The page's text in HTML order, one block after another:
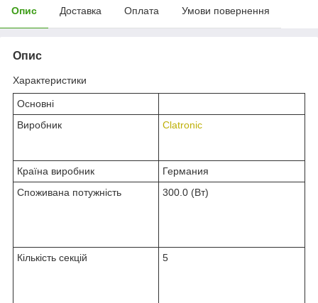
Опис Доставка Оплата Умови повернення
Опис
Характеристики
Основні
Виробник
Clatronic
Країна виробник
Германия
Споживана потужність
300.0 (Вт)
Кількість секцій 5